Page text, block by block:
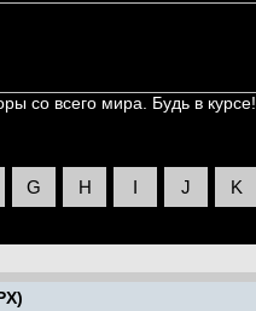
со всего мира. Будь в курсе!
G H I J K